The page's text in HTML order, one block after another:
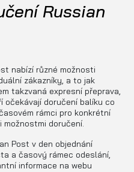
Russian
nabízí různé možnosti
zákazníky, a to jak
takzvaná expresní přeprava,
očekávají doručení balíku co
rámci pro konkrétní
doručení.
Post v den objednání
a časový rámec odeslání,
informace na webu